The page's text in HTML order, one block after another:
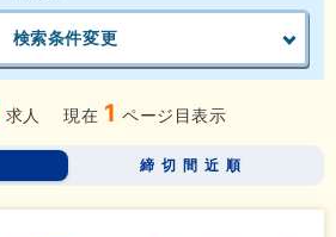
検索条件変更
求人 現在 1 ページ目表示
締切間近順